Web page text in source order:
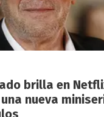
brilla en
nueva